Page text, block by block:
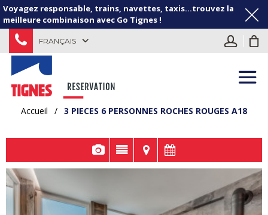
Voyagez responsable, trains, navettes, taxis...trouvez la
meilleure combinaison avec Go Tignes !
FRANÇAIS
Accueil / 3 PIECES 6 PERSONNES ROCHES ROUGES A18